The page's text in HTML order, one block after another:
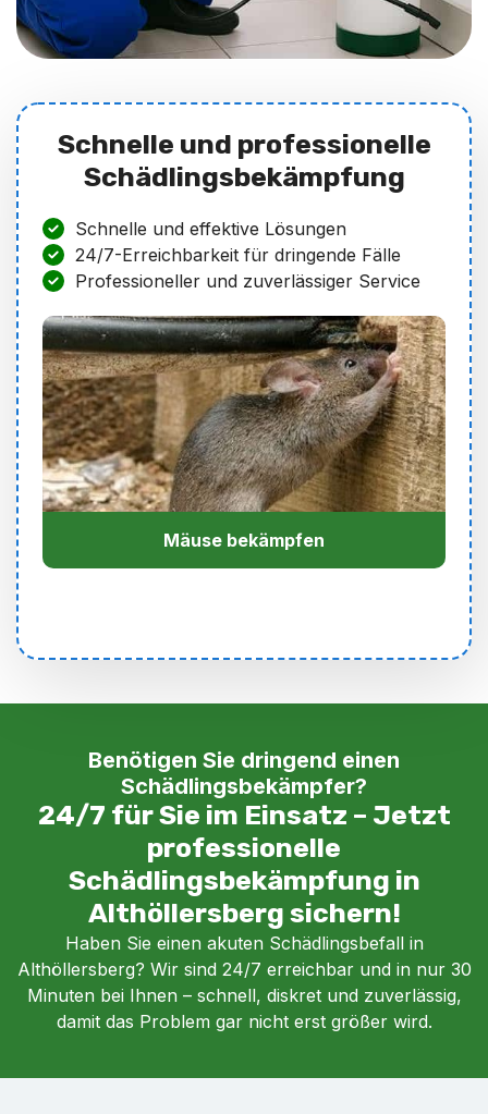
Schnelle und professionelle
Schädlingsbekämpfung
Schnelle und effektive Lösungen
24/7-Erreichbarkeit für dringende Fälle
Professioneller und zuverlässiger Service
Mäuse bekämpfen
Benötigen Sie dringend einen
Schädlingsbekämpfer?
24/7 für Sie im Einsatz – Jetzt
professionelle
Schädlingsbekämpfung in
Althöllersberg sichern!
Haben Sie einen akuten Schädlingsbefall in
Althöllersberg? Wir sind 24/7 erreichbar und in nur 30
Minuten bei Ihnen – schnell, diskret und zuverlässig,
damit das Problem gar nicht erst größer wird.